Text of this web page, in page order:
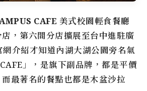
CAFE 美式校園輕食餐廳
，第六間分店擴展至台中進駐廣
網介紹才知道內湖大湖公園旁名氣
」，是旗下副品牌，都是平價
最著名的餐點也都是木盆沙拉